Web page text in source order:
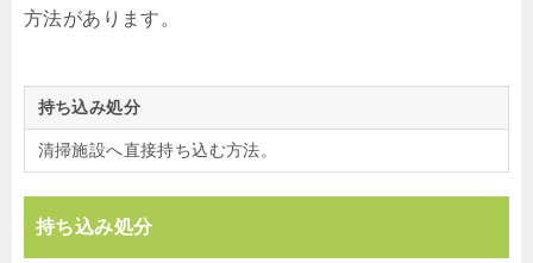
方法があります。
持ち込み処分
清掃施設へ直接持ち込む方法。
持ち込み処分